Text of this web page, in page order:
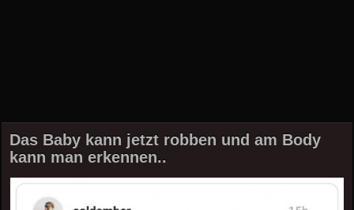
Das Baby kann jetzt robben und am Body
kann man erkennen..